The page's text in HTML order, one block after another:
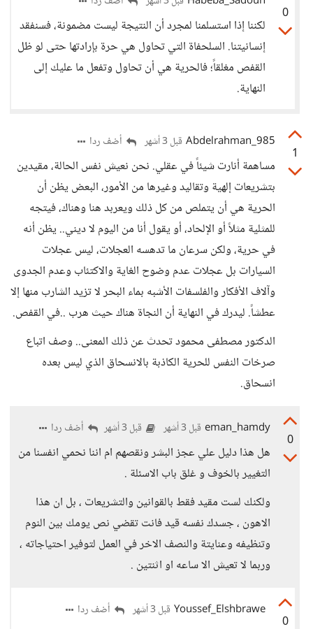
0
لكننا إذا استسلمنا لمجرد أن النتيجة ليست مضمونة، فسنفقد
إنسانيتنا. السلحفاة التي تحاول هي حرة بإرادتها حتى لو ظل
القفص مغلقاً؛ فالحرية هي أن تحاول وتفعل ما عليك إلى
النهاية.
1
Abdelrahman_985 قبل 3 أشهر أضف ردا
مساهمة أنارت شيئاً في عقلي. نحن نعيش نفس الحالة، مقيدين
بتشريعات إلهية وتقاليد وغيرها من الأمور، البعض يظن أن
الحرية هي أن يتملص من كل ذلك ويعربد هنا وهناك، فيتجه
للمثلية مثلاً أو الإلحاد، أو يقول أنا من اليوم لا ديني.. يظن أنه
في حرية، ولكن سرعان ما تدهسه العجلات، ليس عجلات
السيارات بل عجلات عدم وضوح الغاية والاكتئاب وعدم الجدوى
وآلاف الأفكار والفلسفات الأشبه بماء البحر لا تزيد الشارب منها إلا
عطشاً. ليدرك في النهاية أن النجاة هناك حيث هرب ..في القفص.
الدكتور مصطفى محمود تحدث عن ذلك المعنى.. وصف اتباع
صرخات النفس للحرية الكاذبة بالانسحاق الذي ليس بعده
انسحاق.
0
eman_hamdy قبل 3 أشهر قبل 3 أشهر أضف ردا
هل هذا دليل علي عجز البشر ونقصهم ام اننا نحمي انفسنا من
التغيير بالخوف و غلق باب الاسئلة .
ولكنك لست مقيد فقط بالقوانين والتشريعات ، بل ان هذا
الاهون ، جسدك نفسه قيد فانت تقضي نص يومك بين النوم
وتنظيفه وعنايتة والنصف الاخر في العمل لتوفير احتياجاته ،
وربما لا تعيش الا ساعه او اثنتين .
0
Youssef_Elshbrawe قبل 3 أشهر أضف ردا